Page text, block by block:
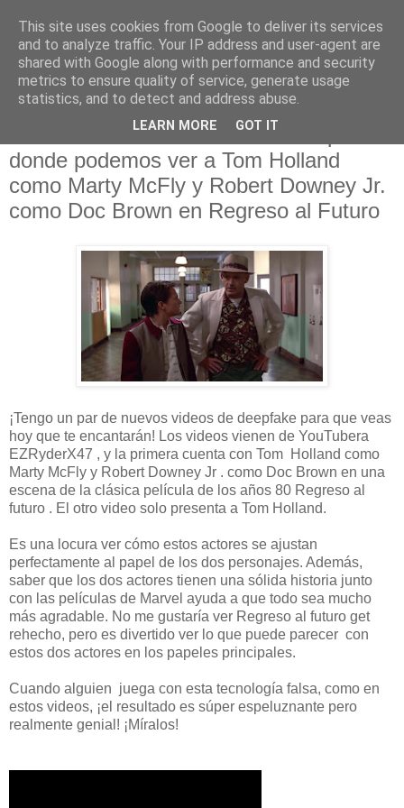
Echa un vistazo a este video Deepfake
donde podemos ver a Tom Holland
como Marty McFly y Robert Downey Jr.
como Doc Brown en Regreso al Futuro
¡Tengo un par de nuevos videos de deepfake para que veas
hoy que te encantarán! Los videos vienen de YouTubera
EZRyderX47 , y la primera cuenta con Tom Holland como
Marty McFly y Robert Downey Jr . como Doc Brown en una
escena de la clásica película de los años 80 Regreso al
futuro . El otro video solo presenta a Tom Holland.
Es una locura ver cómo estos actores se ajustan
perfectamente al papel de los dos personajes. Además,
saber que los dos actores tienen una sólida historia junto
con las películas de Marvel ayuda a que todo sea mucho
más agradable. No me gustaría ver Regreso al futuro get
rehecho, pero es divertido ver lo que puede parecer con
estos dos actores en los papeles principales.
Cuando alguien juega con esta tecnología falsa, como en
estos videos, ¡el resultado es súper espeluznante pero
realmente genial! ¡Míralos!
This site uses cookies from Google to deliver its services
and to analyze traffic. Your IP address and user-agent are
shared with Google along with performance and security
metrics to ensure quality of service, generate usage
statistics, and to detect and address abuse.
LEARN MORE GOT IT